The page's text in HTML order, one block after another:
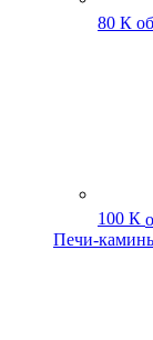
80 К
100 К
Печи-